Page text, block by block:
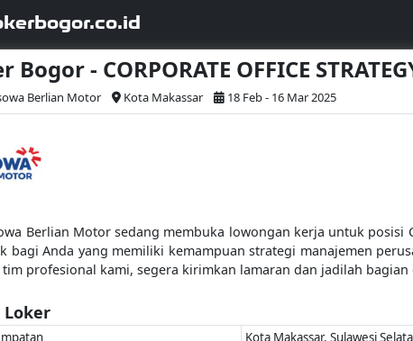
Bogor - CORPORATE OFFICE
Berlian Motor Kota Makassar 18 Feb - 16 Mar 2025
Berlian Motor sedang membuka lowongan kerja untuk posisi
bagi Anda yang memiliki kemampuan strategi manajemen
profesional kami, segera kirimkan lamaran dan jadilah
Loker
Kota Makassar, Sulawesi